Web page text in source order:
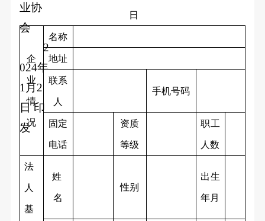
业协
会
2
024年
1月2
日印
发
日
企
业
情
况
名称
地址
联系
人
手机号码
固定
电话
资质
等级
职工
人数
法
人
基
姓
名
性别
出生
年月